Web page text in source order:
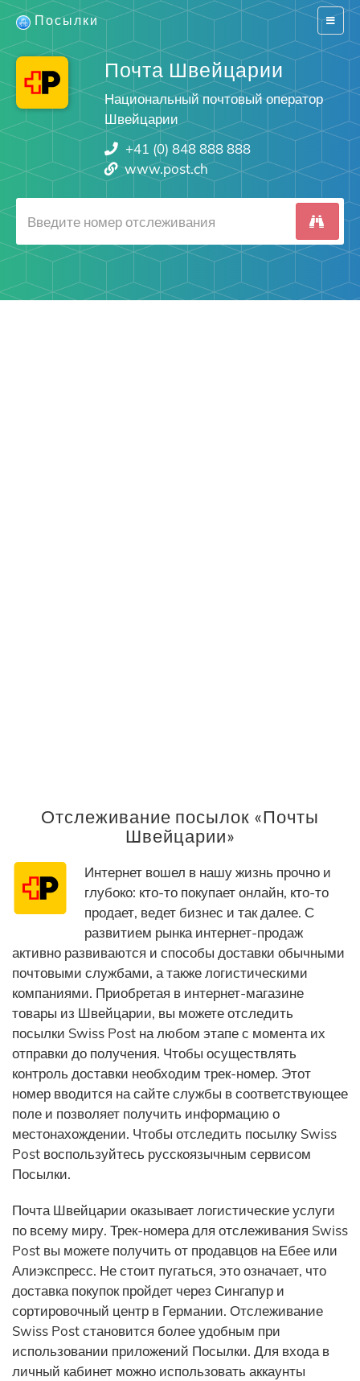
Switch
Посылки
Почта Швейцарии
Национальный почтовый оператор
Швейцарии
+41 (0) 848 888 888
www.post.ch
Отслеживание посылок «Почты
Швейцарии»
Интернет вошел в нашу жизнь прочно и
глубоко: кто-то покупает онлайн, кто-то
продает, ведет бизнес и так далее. С
развитием рынка интернет-продаж
активно развиваются и способы доставки обычными
почтовыми службами, а также логистическими
компаниями. Приобретая в интернет-магазине
товары из Швейцарии, вы можете отследить
посылки Swiss Post на любом этапе с момента их
отправки до получения. Чтобы осуществлять
контроль доставки необходим трек-номер. Этот
номер вводится на сайте службы в соответствующее
поле и позволяет получить информацию о
местонахождении. Чтобы отследить посылку Swiss
Post воспользуйтесь русскоязычным сервисом
Посылки.
Почта Швейцарии оказывает логистические услуги
по всему миру. Трек-номера для отслеживания Swiss
Post вы можете получить от продавцов на Ебее или
Алиэкспресс. Не стоит пугаться, это означает, что
доставка покупок пройдет через Сингапур и
сортировочный центр в Германии. Отслеживание
Swiss Post становится более удобным при
использовании приложений Посылки. Для входа в
личный кабинет можно использовать аккаунты